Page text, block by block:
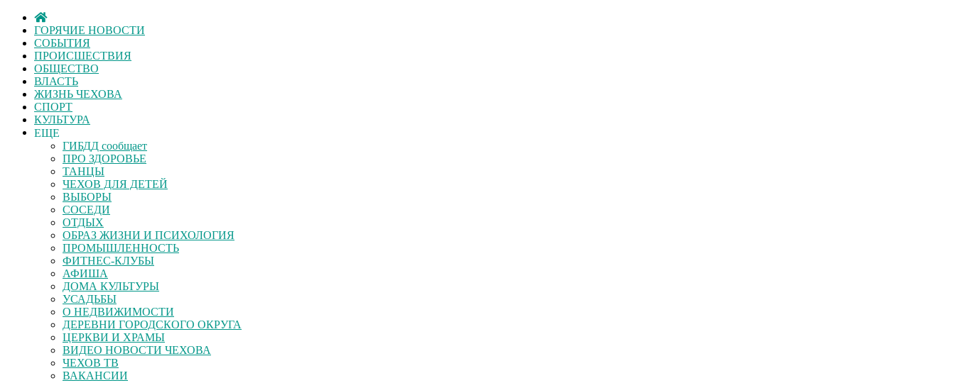
ГОРЯЧИЕ НОВОСТИ
СОБЫТИЯ
ПРОИСШЕСТВИЯ
ОБЩЕСТВО
ВЛАСТЬ
ЖИЗНЬ ЧЕХОВА
СПОРТ
КУЛЬТУРА
ЕЩЕ
ГИБДД сообщает
ПРО ЗДОРОВЬЕ
ТАНЦЫ
ЧЕХОВ ДЛЯ ДЕТЕЙ
ВЫБОРЫ
СОСЕДИ
ОТДЫХ
ОБРАЗ ЖИЗНИ И ПСИХОЛОГИЯ
ПРОМЫШЛЕННОСТЬ
ФИТНЕС-КЛУБЫ
АФИША
ДОМА КУЛЬТУРЫ
УСАДЬБЫ
О НЕДВИЖИМОСТИ
ДЕРЕВНИ ГОРОДСКОГО ОКРУГА
ЦЕРКВИ И ХРАМЫ
ВИДЕО НОВОСТИ ЧЕХОВА
ЧЕХОВ ТВ
ВАКАНСИИ